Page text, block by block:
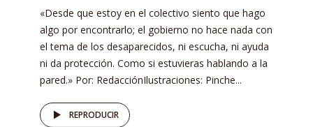
«Desde que estoy en el colectivo siento que hago
algo por encontrarlo; el gobierno no hace nada con
el tema de los desaparecidos, ni escucha, ni ayuda
ni da protección. Como si estuvieras hablando a la
pared.» Por: RedacciónIlustraciones: Pinche...
REPRODUCIR